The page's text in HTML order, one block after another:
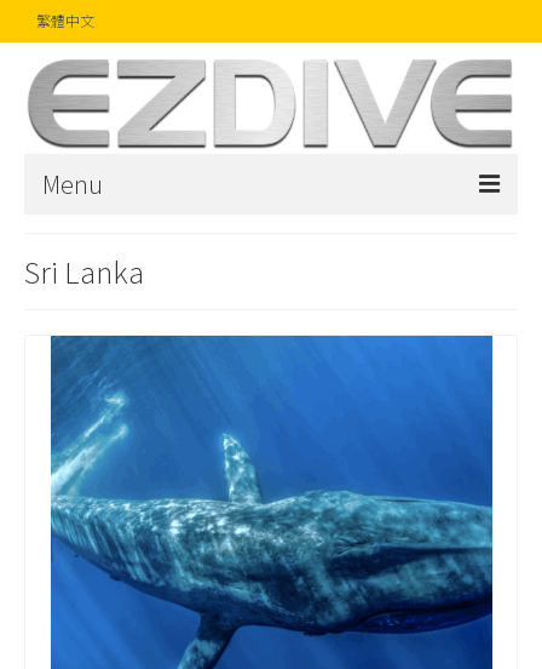
繁體中文
Menu
文章
精品
攝影比賽
話題焦點
關於我們
Sri Lanka